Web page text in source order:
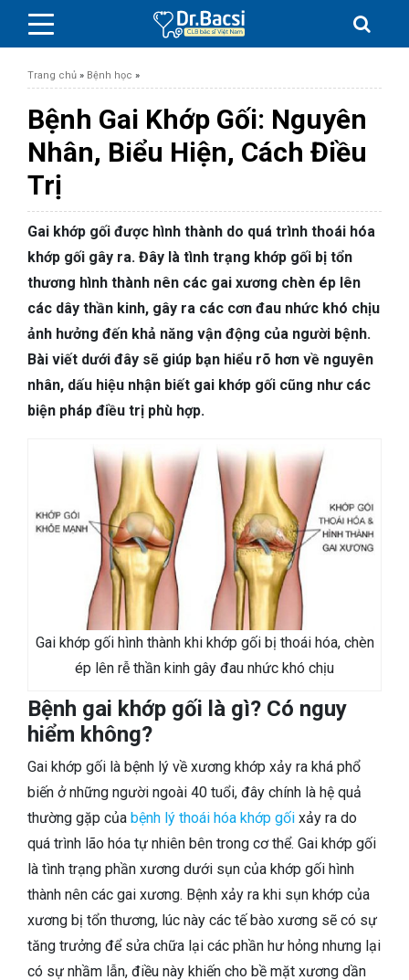
BỆNH DA LIỄU
BỆNH PHỤ KHOA
SỨC KHỎE GIỚI TÍNH
TAI – MŨI – HỌNG
TIÊU HÓA
DA LIỄU THẨM MỸ
NHA KHOA
Trang chủ » Bệnh học »
Bệnh Gai Khớp Gối: Nguyên
Nhân, Biểu Hiện, Cách Điều
Trị
Gai khớp gối được hình thành do quá trình thoái hóa
khớp gối gây ra. Đây là tình trạng khớp gối bị tổn
thương hình thành nên các gai xương chèn ép lên
các dây thần kinh, gây ra các cơn đau nhức khó chịu
ảnh hưởng đến khả năng vận động của người bệnh.
Bài viết dưới đây sẽ giúp bạn hiểu rõ hơn về nguyên
nhân, dấu hiệu nhận biết gai khớp gối cũng như các
biện pháp điều trị phù hợp.
Gai khớp gối hình thành khi khớp gối bị thoái hóa, chèn
ép lên rễ thần kinh gây đau nhức khó chịu
Bệnh gai khớp gối là gì? Có nguy
hiểm không?
Gai khớp gối là bệnh lý về xương khớp xảy ra khá phổ
biến ở những người ngoài 40 tuổi, đây chính là hệ quả
thường gặp của bệnh lý thoái hóa khớp gối xảy ra do
quá trình lão hóa tự nhiên bên trong cơ thể. Gai khớp gối
là tình trạng phần xương dưới sụn của khớp gối hình
thành nên các gai xương. Bệnh xảy ra khi sụn khớp của
xương bị tổn thương, lúc này các tế bào xương sẽ có sự
tăng trưởng để sửa chữa lại các phần hư hỏng nhưng lại
có sự nhầm lẫn, điều này khiến cho bề mặt xương dần